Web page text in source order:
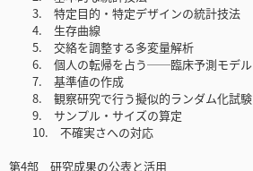
3. 特定目的・特定デザインの統計技法
4. 生存曲線
5. 交絡を調整する多変量解析
6. 個人の転帰を占う──臨床予測モデル
7. 基準値の作成
8. 観察研究で行う擬似的ランダム化試験
9. サンプル・サイズの算定
10. 不確実さへの対応
第4部 研究成果の公表と活用